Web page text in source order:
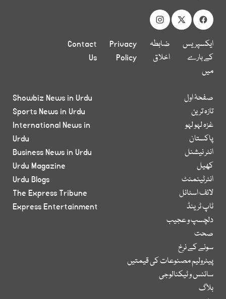
ایکسپریس
کے بارے
میں
ضابطہ
اخلاق
Privacy
Policy
Contact
Us
صفحۂ اول
تازہ ترین
غزہ لہو لہو
پاکستان
انٹر نیشنل
کھیل
انٹرٹینمنٹ
لائف اسٹائل
ٹاپ ٹرینڈ
دلچسپ و عجیب
صحت
سونے کے نرخ
پیٹرولیم مصنوعات کی قیمتیں
سائنس و ٹیکنالوجی
بلاگ
Showbiz News in Urdu
Sports News in Urdu
International News in
Urdu
Business News in Urdu
Urdu Magazine
Urdu Blogs
The Express Tribune
Express Entertainment